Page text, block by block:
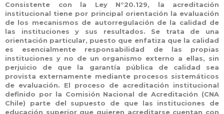
Consistente con la Ley N°20.129, la acreditación
institucional tiene por principal orientación la evaluación
de los mecanismos de autorregulación de la calidad de
las instituciones y sus resultados. Se trata de una
orientación particular, puesto que enfatiza que la calidad
es esencialmente responsabilidad de las propias
instituciones y no de un organismo externo a ellas, sin
perjuicio de que la garantía pública de calidad sea
provista externamente mediante procesos sistemáticos
de evaluación. El proceso de acreditación institucional
definido por la Comisión Nacional de Acreditación (CNA
Chile) parte del supuesto de que las instituciones de
educación superior que quieren acreditarse cuentan con